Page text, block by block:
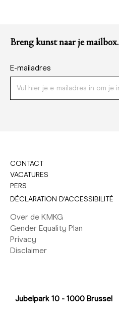
Breng kunst naar je mailbox.
E-mailadres
CONTACT
VACATURES
PERS
DÉCLARATION D'ACCESSIBILITÉ
Over de KMKG
Gender Equality Plan
Privacy
Disclaimer
Jubelpark 10 - 1000 Brussel